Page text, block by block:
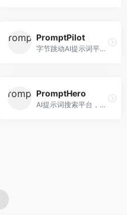
PromptPilot
字节跳动AI提示词平台，专注于提示词优化与管理。面向AI用户，提供提示词优化、效果测试、团队协作等服务，企业级功能完善。
PromptHero
AI提示词搜索平台，整合多种AI工具提示词资源。面向AI创作者，提供提示词搜索、模板库、社区分享等服务，提示词资源丰富。